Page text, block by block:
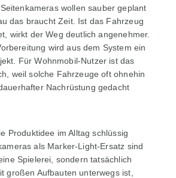
wollen sauber geplant
das braucht Zeit. Ist das Fahrzeug
wirkt der Weg deutlich angenehmer.
wird aus dem System ein
Für Wohnmobil-Nutzer ist das
weil solche Fahrzeuge oft ohnehin
Nachrüstung gedacht
Produktidee im Alltag schlüssig
als Marker-Light-Ersatz sind
Spielerei, sondern tatsächlich
großen Aufbauten unterwegs ist,